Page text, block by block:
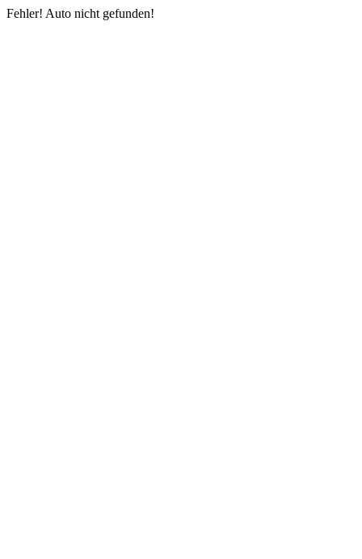
Fehler! Auto nicht gefunden!